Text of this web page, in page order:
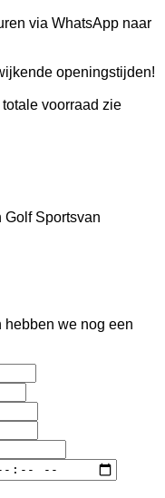
via WhatsApp naar
openingstijden!
voorraad zie
Golf Sportsvan
hebben we nog een